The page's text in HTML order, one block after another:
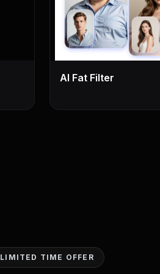
AI Fat Filter
LIMITED TIME OFFER